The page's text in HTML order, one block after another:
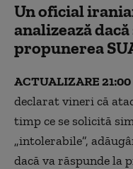
Un oficial
analizează
propunerea
⁠ACTUALIZARE 21:00
declarat vineri că
timp ce se solicită
„intolerabile”,
dacă va răspunde la